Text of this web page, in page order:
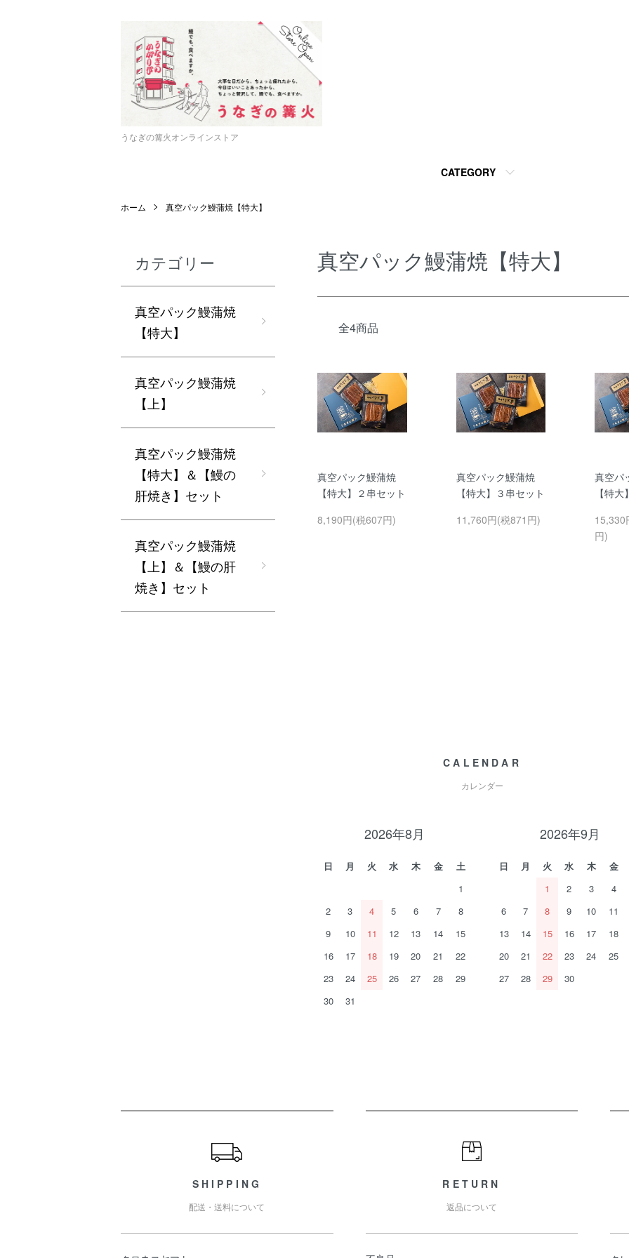
うなぎの篝火オンラインストア
CATEGORY
ホーム 真空パック鰻蒲焼【特大】
真空パック鰻蒲焼【特大】
全4商品
真空パック鰻蒲焼
【特大】２串セット
8,190円(税607円)
真空パック鰻蒲焼
【特大】３串セット
11,760円(税871円)
真空パ
【特
15,330
円)
カテゴリー
真空パック鰻蒲焼
【特大】
真空パック鰻蒲焼
【上】
真空パック鰻蒲焼
【特大】＆【鰻の
肝焼き】セット
真空パック鰻蒲焼
【上】＆【鰻の肝
焼き】セット
CALENDAR
カレンダー
2026年8月
日 月 火 水 木 金
土
1
2
3 4 5 6 7
8
9
10 11 12 13 14
15
16
17 18 19 20 21
22
23
24 25 26 27 28
29
30
31
2026年9月
日 月 火 水 木 金
1
2 3 4
6
7 8 9 10 11
13
14 15 16 17 18
20
21 22 23 24 25
27
28 29 30
SHIPPING
配送・送料について
RETURN
返品について